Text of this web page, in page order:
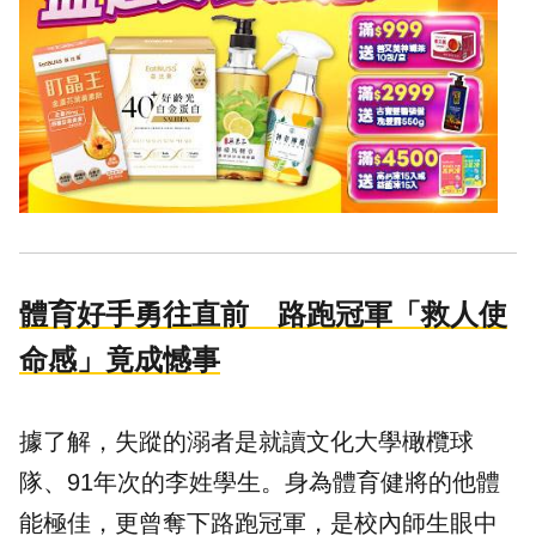
體育好手勇往直前 路跑冠軍「救人使
命感」竟成憾事
據了解，失蹤的溺者是就讀文化大學橄欖球
隊、91年次的李姓學生。身為體育健將的他體
能極佳，更曾奪下路跑冠軍，是校內師生眼中